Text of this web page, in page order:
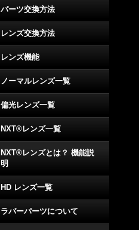
パーツ交換方法
レンズ交換方法
レンズ機能
ノーマルレンズ一覧
偏光レンズ一覧
NXT®レンズ一覧
NXT®レンズとは？ 機能説
明
HD レンズ一覧
ラバーパーツについて